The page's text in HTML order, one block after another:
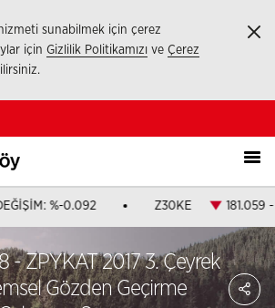
sunabilmek için çerez
için Gizlilik Politikamızı ve Çerez
%-0.092 Z30KE 181.059
- ZPYKAT 2017 3. Çeyrek
Gözden Geçirme